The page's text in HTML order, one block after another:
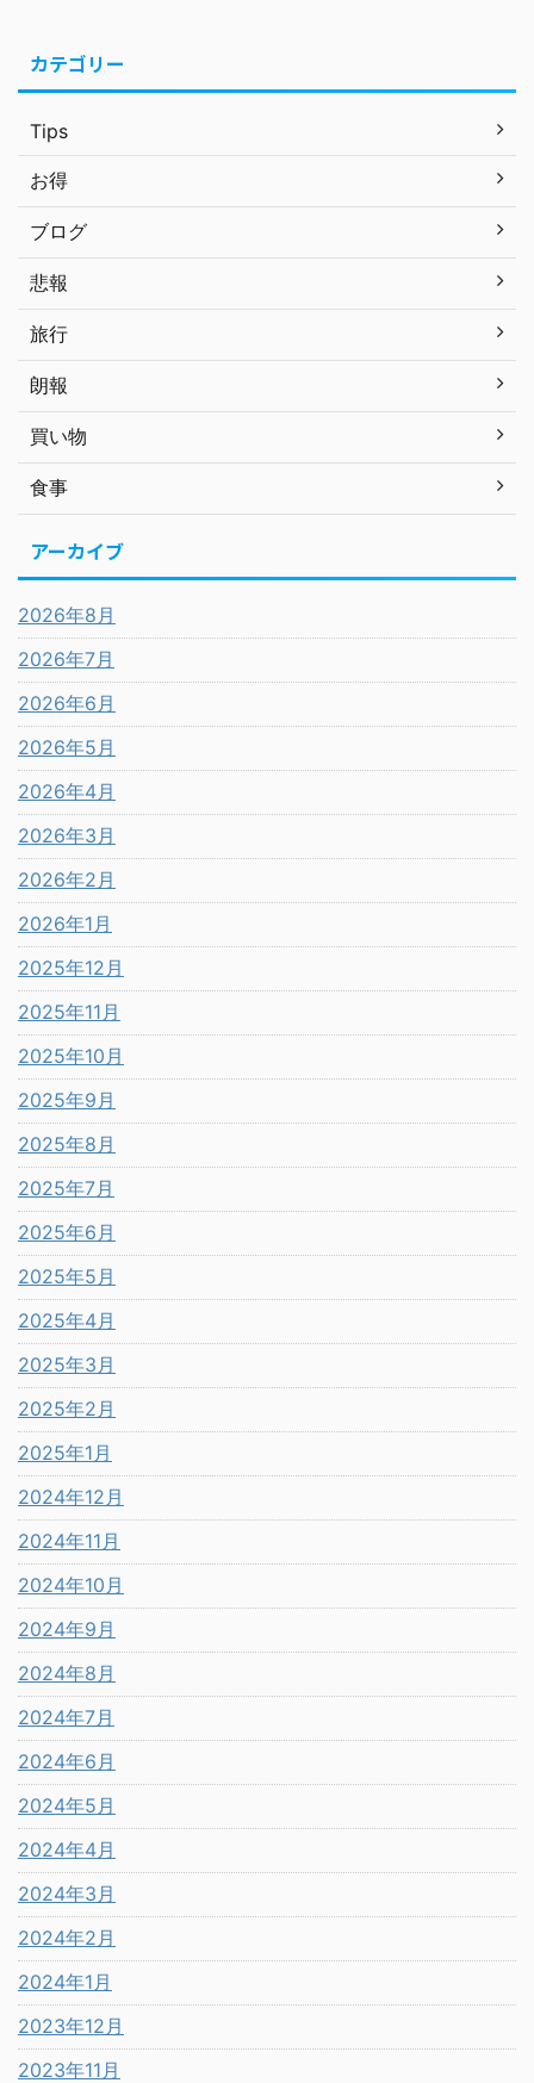
カテゴリー
Tips
お得
ブログ
悲報
旅行
朗報
買い物
食事
アーカイブ
2026年8月
2026年7月
2026年6月
2026年5月
2026年4月
2026年3月
2026年2月
2026年1月
2025年12月
2025年11月
2025年10月
2025年9月
2025年8月
2025年7月
2025年6月
2025年5月
2025年4月
2025年3月
2025年2月
2025年1月
2024年12月
2024年11月
2024年10月
2024年9月
2024年8月
2024年7月
2024年6月
2024年5月
2024年4月
2024年3月
2024年2月
2024年1月
2023年12月
2023年11月